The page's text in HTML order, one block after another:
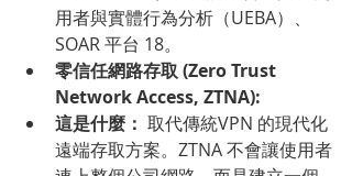
用者與實體行為分析（UEBA）、
SOAR 平台 18。
零信任網路存取 (Zero Trust
Network Access, ZTNA):
這是什麼： 取代傳統VPN 的現代化
遠端存取方案。ZTNA 不會讓使用者